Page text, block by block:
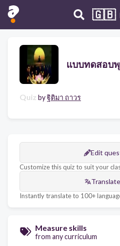
🇬🇧
แบบทดสอบ
Quiz byฐิติมา ถาวร
Edit
Customize this quiz to suit your
Instantly translate to 100+
Measure skills
from any curriculum